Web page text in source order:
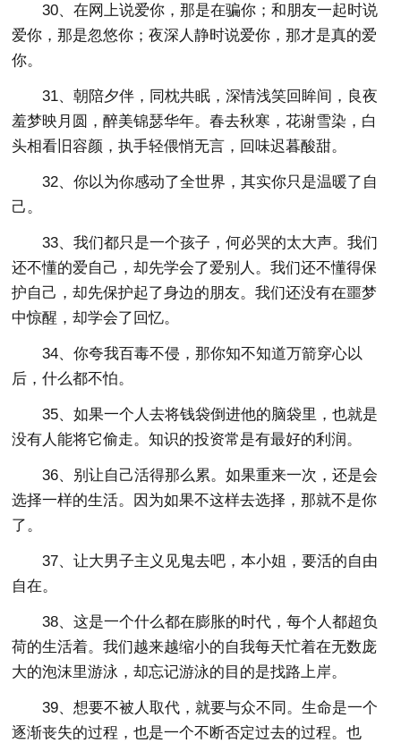
30、在网上说爱你，那是在骗你；和朋友一起时说
爱你，那是忽悠你；夜深人静时说爱你，那才是真的爱
你。
31、朝陪夕伴，同枕共眠，深情浅笑回眸间，良夜
羞梦映月圆，醉美锦瑟华年。春去秋寒，花谢雪染，白
头相看旧容颜，执手轻偎悄无言，回味迟暮酸甜。
32、你以为你感动了全世界，其实你只是温暖了自
己。
33、我们都只是一个孩子，何必哭的太大声。我们
还不懂的爱自己，却先学会了爱别人。我们还不懂得保
护自己，却先保护起了身边的朋友。我们还没有在噩梦
中惊醒，却学会了回忆。
34、你夸我百毒不侵，那你知不知道万箭穿心以
后，什么都不怕。
35、如果一个人去将钱袋倒进他的脑袋里，也就是
没有人能将它偷走。知识的投资常是有最好的利润。
36、别让自己活得那么累。如果重来一次，还是会
选择一样的生活。因为如果不这样去选择，那就不是你
了。
37、让大男子主义见鬼去吧，本小姐，要活的自由
自在。
38、这是一个什么都在膨胀的时代，每个人都超负
荷的生活着。我们越来越缩小的自我每天忙着在无数庞
大的泡沫里游泳，却忘记游泳的目的是找路上岸。
39、想要不被人取代，就要与众不同。生命是一个
逐渐丧失的过程，也是一个不断否定过去的过程。也